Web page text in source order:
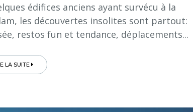
édifices anciens ayant survécu à la
les découvertes insolites sont partout:
restos fun et tendance, déplacements...
LA SUITE